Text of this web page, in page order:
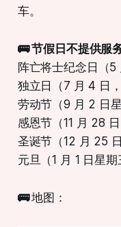
车。
🚌 节假日不提供服
阵亡将士纪念日（5
独立日（7 月 4 日，
劳动节（9 月 2 日星
感恩节（11 月 28 日
圣诞节（12 月 25 日
元旦（1 月 1 日星期
🚌地图：